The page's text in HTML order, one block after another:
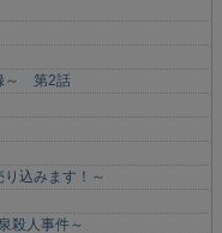
～ 第2話
込みます！～
殺人事件～